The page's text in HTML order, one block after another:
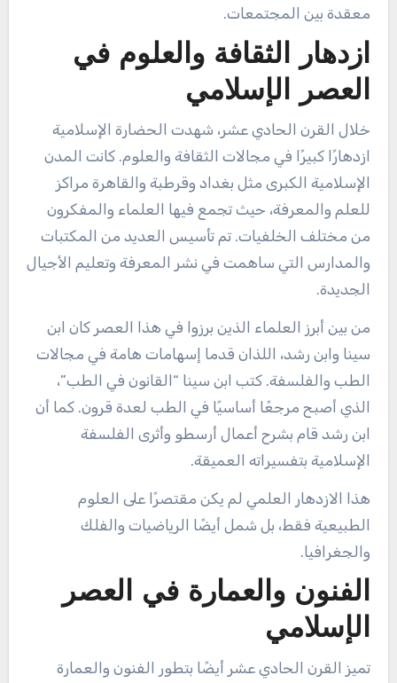
معقدة بين المجتمعات.
ازدهار الثقافة والعلوم في
العصر الإسلامي
خلال القرن الحادي عشر، شهدت الحضارة الإسلامية
ازدهارًا كبيرًا في مجالات الثقافة والعلوم. كانت المدن
الإسلامية الكبرى مثل بغداد وقرطبة والقاهرة مراكز
للعلم والمعرفة، حيث تجمع فيها العلماء والمفكرون
من مختلف الخلفيات. تم تأسيس العديد من المكتبات
والمدارس التي ساهمت في نشر المعرفة وتعليم الأجيال
الجديدة.
من بين أبرز العلماء الذين برزوا في هذا العصر كان ابن
سينا وابن رشد، اللذان قدما إسهامات هامة في مجالات
الطب والفلسفة. كتب ابن سينا “القانون في الطب”،
الذي أصبح مرجعًا أساسيًا في الطب لعدة قرون. كما أن
ابن رشد قام بشرح أعمال أرسطو وأثرى الفلسفة
الإسلامية بتفسيراته العميقة.
هذا الازدهار العلمي لم يكن مقتصرًا على العلوم
الطبيعية فقط، بل شمل أيضًا الرياضيات والفلك
والجغرافيا.
الفنون والعمارة في العصر
الإسلامي
تميز القرن الحادي عشر أيضًا بتطور الفنون والعمارة